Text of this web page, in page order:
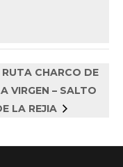
RUTA CHARCO DE
VIRGEN – SALTO
LA REJIA